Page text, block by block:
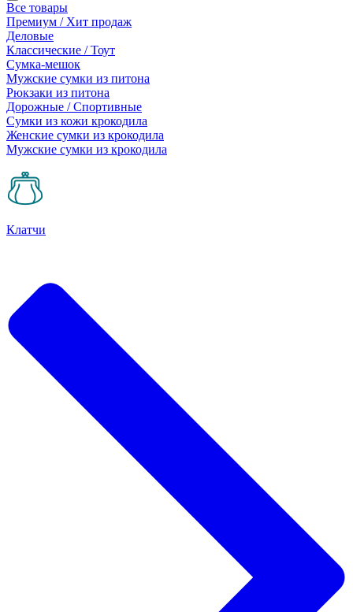
Все товары
Премиум / Хит продаж
Деловые
Классические / Тоут
Сумка-мешок
Мужские сумки из питона
Рюкзаки из питона
Дорожные / Спортивные
Сумки из кожи крокодила
Женские сумки из крокодила
Мужские сумки из крокодила
Клатчи